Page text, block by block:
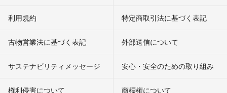
利用規約 特定商取引法に基づく表記
古物営業法に基づく表記 外部送信について
サステナビリティメッセージ 安心・安全のための取り組み
権利侵害について
商標権について